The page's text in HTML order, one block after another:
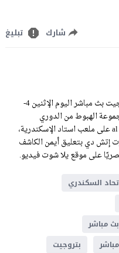
شارك تبليغ
مشاهدة مباراة الإتحاد السكندري وبتروجيت بث مباشر اليوم الإثنين 4-
مجموعة الهبوط من الدوري
المصري al ittihad VS petrojet Live Stream على ملعب استاد الإسكندرية،
إتش دي بتعليق أيمن الكاشف
السكندري
مباشر
بتروجيت